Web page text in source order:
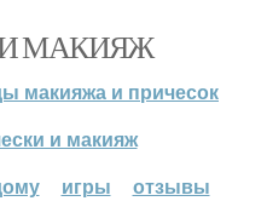
МАКИЯЖ
макияжа и причесок
и макияж
игры отзывы